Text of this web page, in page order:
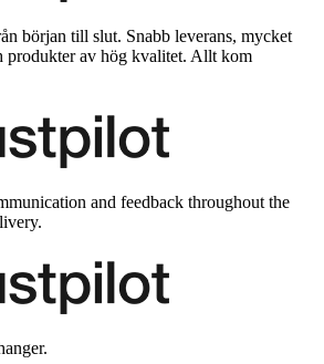
början till slut. Snabb leverans, mycket
produkter av hög kvalitet. Allt kom
and feedback throughout the